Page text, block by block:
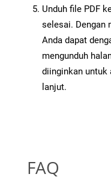
Unduh file PDF
selesai. Dengan
Anda dapat
mengunduh
diinginkan untuk
lanjut.
FAQ